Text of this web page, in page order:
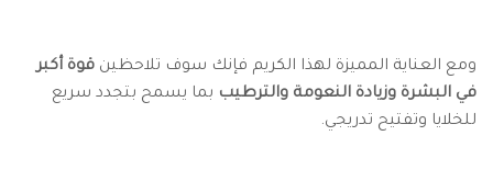
ومع العناية المميزة لهذا الكريم فإنك سوف تلاحظين قوة أكبر
في البشرة وزيادة النعومة والترطيب بما يسمح بتجدد سريع
للخلايا وتفتيح تدريجي.